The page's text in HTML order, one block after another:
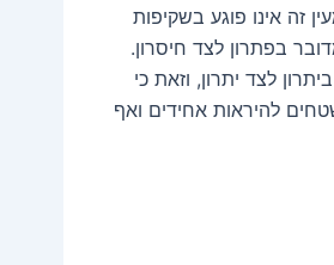
זה אינו פוגע בשקיפות
בפתרון לצד חיסרון.
לצד יתרון, וזאת כי
להיראות אחידים ואף